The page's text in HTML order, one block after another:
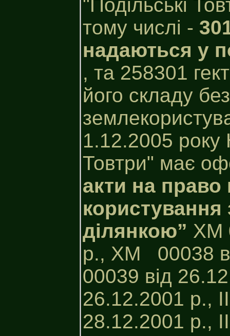
"Подільські
тому числі -
надаються у
, та 258301
його складу
1.12.2005 року
Товтри" має
акти на право
ділянкою” ХМ
р., XM 00038
00039 від
26.12.2001 р.,
28.12.2001 р.,